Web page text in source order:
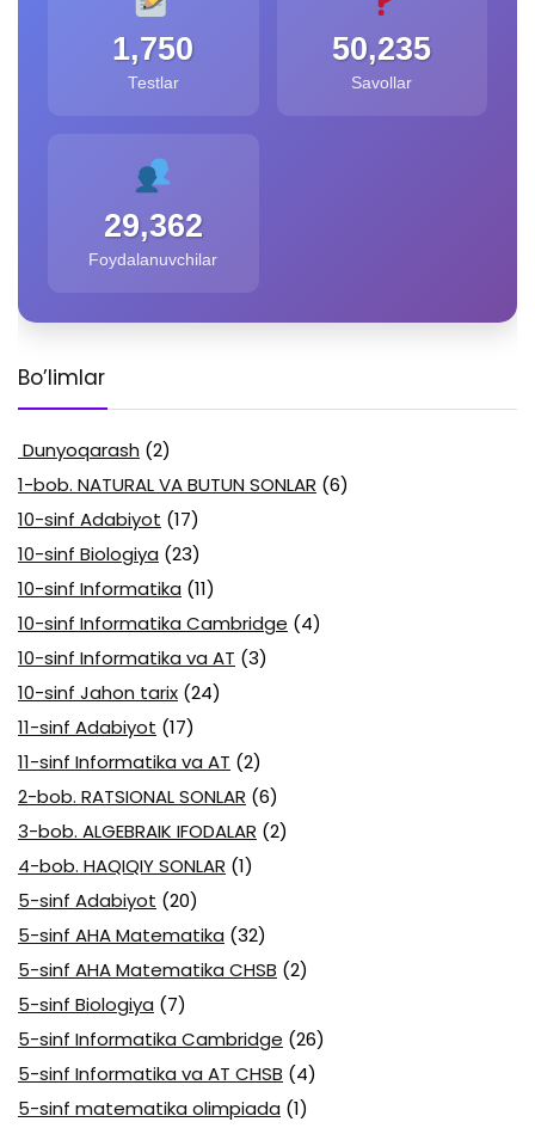
1,750
Testlar
50,235
Savollar
29,362
Foydalanuvchilar
Bo’limlar
Dunyoqarash (2)
1-bob. NATURAL VA BUTUN SONLAR (6)
10-sinf Adabiyot (17)
10-sinf Biologiya (23)
10-sinf Informatika (11)
10-sinf Informatika Cambridge (4)
10-sinf Informatika va AT (3)
10-sinf Jahon tarix (24)
11-sinf Adabiyot (17)
11-sinf Informatika va AT (2)
2-bob. RATSIONAL SONLAR (6)
3-bob. ALGEBRAIK IFODALAR (2)
4-bob. HAQIQIY SONLAR (1)
5-sinf Adabiyot (20)
5-sinf AHA Matematika (32)
5-sinf AHA Matematika CHSB (2)
5-sinf Biologiya (7)
5-sinf Informatika Cambridge (26)
5-sinf Informatika va AT CHSB (4)
5-sinf matematika olimpiada (1)